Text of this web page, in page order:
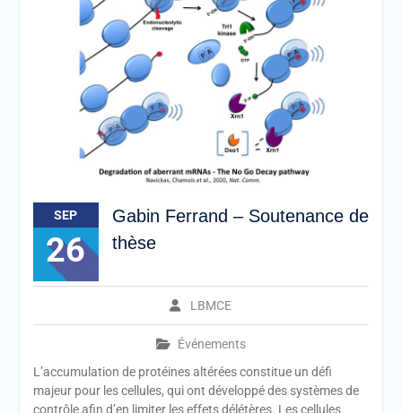
SEP
26
Gabin Ferrand – Soutenance de
thèse
LBMCE
Événements
L’accumulation de protéines altérées constitue un défi
majeur pour les cellules, qui ont développé des systèmes de
contrôle afin d’en limiter les effets délétères. Les cellules